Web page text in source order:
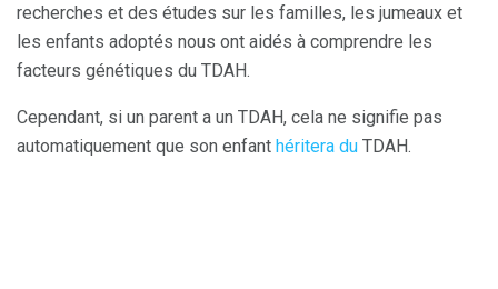
recherches et des études sur les familles, les jumeaux et
les enfants adoptés nous ont aidés à comprendre les
facteurs génétiques du TDAH.
Cependant, si un parent a un TDAH, cela ne signifie pas
automatiquement que son enfant héritera du TDAH.